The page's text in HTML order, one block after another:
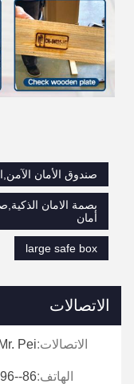
صندوق الأمان
بصمة الامان
أمان
large safe box
الاتصالات
الاتصالات:Mr. Pei
الهاتف:86--15531810296